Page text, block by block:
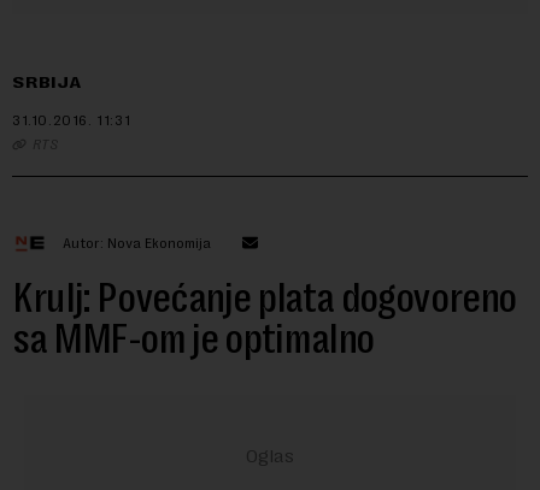
SRBIJA
31.10.2016. 11:31
RTS
Autor: Nova Ekonomija
Krulj: Povećanje plata dogovoreno
sa MMF-om je optimalno